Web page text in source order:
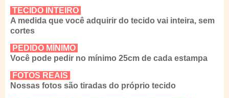
TECIDO INTEIRO
A medida que você adquirir do tecido vai inteira, sem
cortes
PEDIDO MÍNIMO
Você pode pedir no mínimo 25cm de cada estampa
FOTOS REAIS
Nossas fotos são tiradas do próprio tecido